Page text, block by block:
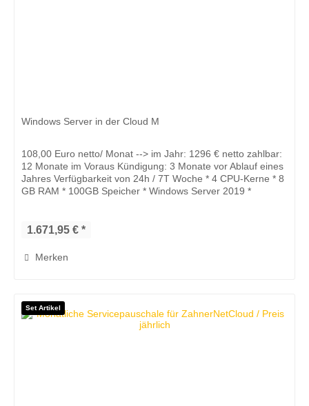
Windows Server in der Cloud M
108,00 Euro netto/ Monat --> im Jahr: 1296 € netto zahlbar:
12 Monate im Voraus Kündigung: 3 Monate vor Ablauf eines
Jahres Verfügbarkeit von 24h / 7T Woche * 4 CPU-Kerne * 8
GB RAM * 100GB Speicher * Windows Server 2019 *
1.671,95 € *
Merken
Set Artikel